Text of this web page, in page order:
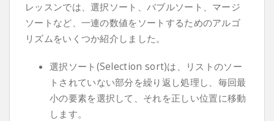
レッスンでは、選択ソート、バブルソート、マージ
ソートなど、一連の数値をソートするためのアルゴ
リズムをいくつか紹介しました。
選択ソート(Selection sort)は、リストのソー
トされていない部分を繰り返し処理し、毎回最
小の要素を選択して、それを正しい位置に移動
します。